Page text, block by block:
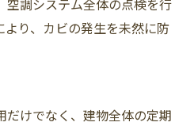
空調システム全体の点検を行
より、カビの発生を未然に防
けでなく、建物全体の定期